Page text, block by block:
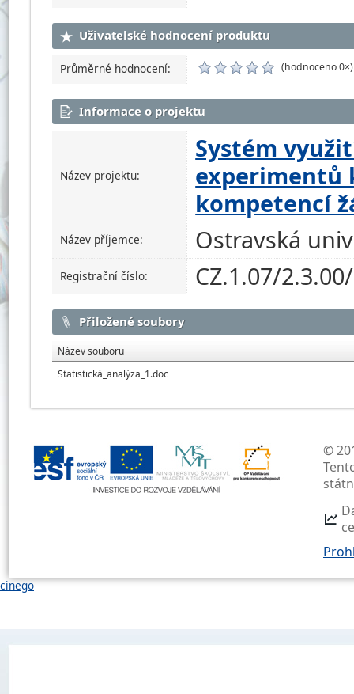
Uživatelské hodnocení produktu
Průměrné hodnocení: (hodnoceno 0×)
Informace o projektu
Název projektu:
Systém
experimentů
kompetencí
Název příjemce: Ostravská
Registrační číslo: CZ.1.07/
Přiložené soubory
Název souboru
Statistická_analýza_1.doc
©
cinego